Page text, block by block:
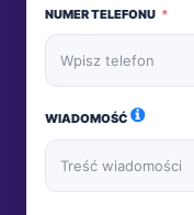
NUMER TELEFONU
WIADOMOŚĆ